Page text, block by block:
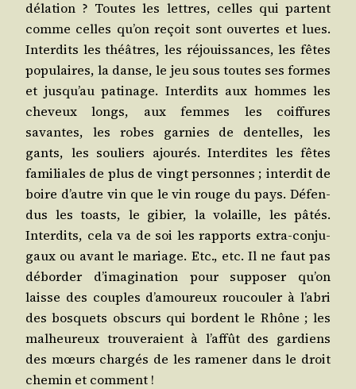
déla­tion ? Toutes les lettres, celles qui partent
comme celles qu’on reçoit sont ouvertes et lues.
Inter­dits les théâtres, les réjouis­sances, les fêtes
popu­laires, la danse, le jeu sous toutes ses formes
et jus­qu’au pati­nage. Inter­dits aux hommes les
che­veux longs, aux femmes les coif­fures
savantes, les robes gar­nies de den­telles, les
gants, les sou­liers ajou­rés. Inter­dites les fêtes
fami­liales de plus de vingt per­sonnes ; inter­dit de
boire d’autre vin que le vin rouge du pays. Défen­
dus les toasts, le gibier, la volaille, les pâtés.
Inter­dits, cela va de soi les rap­ports extra-conju­
gaux ou avant le mariage. Etc., etc. Il ne faut pas
débor­der d’i­ma­gi­na­tion pour sup­po­ser qu’on
laisse des couples d’a­mou­reux rou­cou­ler à l’a­bri
des bos­quets obs­curs qui bordent le Rhône ; les
mal­heu­reux trou­ve­raient à l’af­fût des gar­diens
des mœurs char­gés de les rame­ner dans le droit
che­min et comment !